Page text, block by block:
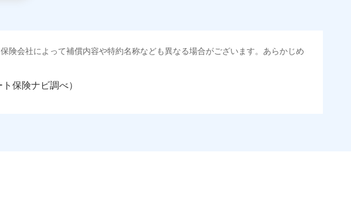
険会社によって補償内容や特約名称なども異なる場合がございます。あらかじめ
保険ナビ調べ）